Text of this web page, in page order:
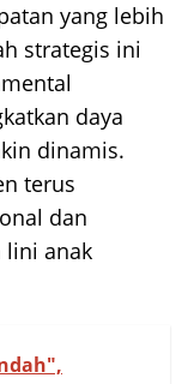
yang lebih
strategis ini
daya
dinamis.
terus
dan
lini anak